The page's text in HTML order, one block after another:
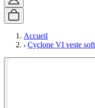
Accueil
Cyclone VI veste